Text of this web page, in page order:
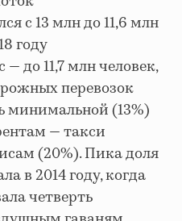
с 13 млн до 11,6 млн
году
до 11,7 млн человек,
перевозок
минимальной (13%)
— такси
(20%). Пика доля
в 2014 году, когда
четверть